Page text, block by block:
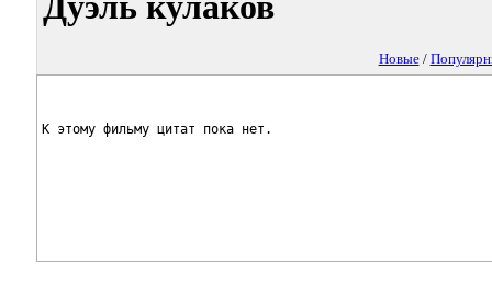
Новые/
К этому фильму цитат пока нет.